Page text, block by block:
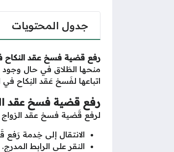
جدول المحتويات
رفع قضية فسخ عقد النكاح
منحها الطَلاق في حال
اتباعها لفَسخ عَقد النِكاح
رفع قضية فسخ عقد
لرفع قَضية فسخ عقد الزواج
الانتقال إلى خِدمة
النقر على الرابِط المدرج.